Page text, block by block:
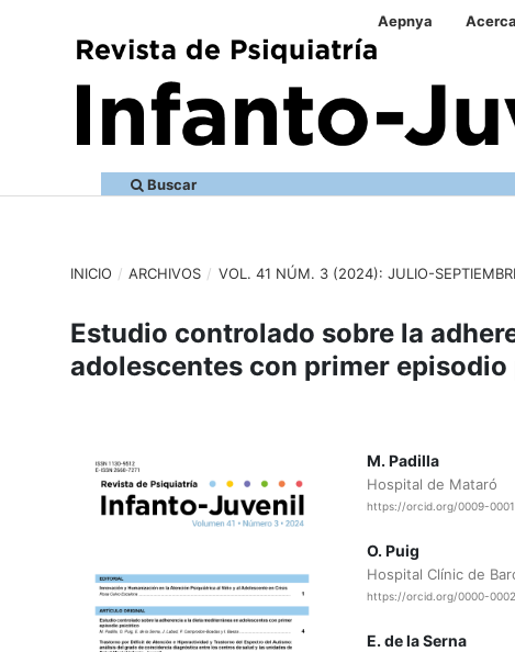
Aepnya
Buscar
INICIO / ARCHIVOS / VOL. 41 NÚM. 3 (2024): JULIO-
Estudio controlado sobre la
adolescentes con primer
M. Padilla
Hospital de Mataró
https://orcid.org/0009-
O. Puig
Hospital Clínic de
https://orcid.org/0000-
E. de la Serna